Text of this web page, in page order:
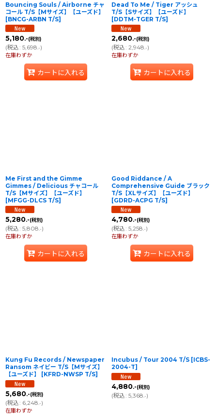
Bouncing Souls / Airborne チャ
コール T/S【Mサイズ】【ユーズド】
[BNCG-ARBN T/S]
5,180.-(税別)
(税込: 5,698.-)
在庫わずか
カートに入れる
Dead To Me / Tiger アッシュ
T/S【Sサイズ】【ユーズド】
[DDTM-TGER T/S]
2,680.-(税別)
(税込: 2,948.-)
在庫わずか
カートに入れる
Me First and the Gimme
Gimmes / Delicious チャコール
T/S【Mサイズ】【ユーズド】
[MFGG-DLCS T/S]
5,280.-(税別)
(税込: 5,808.-)
在庫わずか
カートに入れる
Good Riddance / A
Comprehensive Guide ブラック
T/S【XLサイズ】【ユーズド】
[GDRD-ACPG T/S]
4,780.-(税別)
(税込: 5,258.-)
在庫わずか
カートに入れる
Kung Fu Records / Newspaper
Ransom ネイビー T/S【Mサイズ】
【ユーズド】
[KFRD-NWSP T/S]
5,680.-(税別)
(税込: 6,248.-)
在庫わずか
Incubus / Tour 2004 T/S [ICBS-
2004-T]
4,880.-(税別)
(税込: 5,368.-)